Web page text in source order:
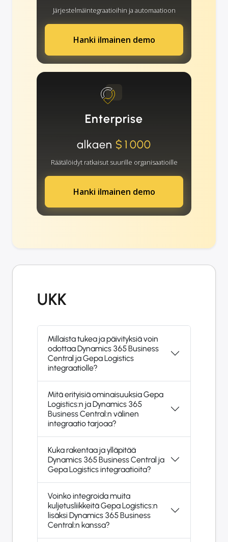
Järjestelmäintegraatioihin ja automaatioon
Hanki ilmainen demo
Enterprise
alkaen $1000
Räätälöidyt ratkaisut suurille organisaatioille
Hanki ilmainen demo
UKK
Millaista tukea ja päivityksiä voin
odottaa Dynamics 365 Business
Central ja Gepa Logistics
integraatiolle?
Mitä erityisiä ominaisuuksia Gepa
Logistics:n ja Dynamics 365
Business Central:n välinen
integraatio tarjoaa?
Kuka rakentaa ja ylläpitää
Dynamics 365 Business Central ja
Gepa Logistics integraatioita?
Voinko integroida muita
kuljetusliikkeitä Gepa Logistics:n
lisäksi Dynamics 365 Business
Central:n kanssa?